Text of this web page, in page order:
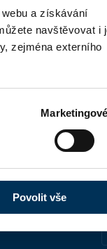
a získávání
navštěvovat i
zejména externího
Marketingové
Povolit vše